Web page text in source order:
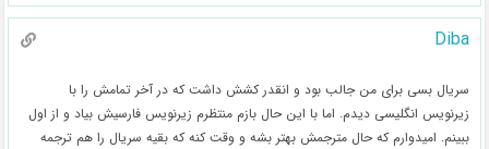
Diba
سریال بسی برای من جالب بود و انقدر کشش داشت که در آخر تمامش را با
زیرنویس انگلیسی دیدم. اما با این حال بازم منتظرم زیرنویس فارسیش بیاد و از اول
ببینم. امیدوارم که حال مترجمش بهتر بشه و وقت کنه که بقیه سریال را هم ترجمه